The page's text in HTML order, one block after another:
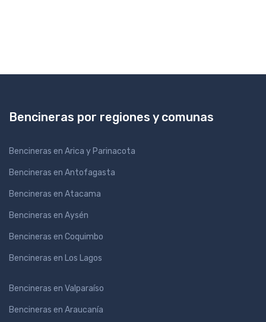
Bencineras por regiones y comunas
Bencineras en Arica y Parinacota
Bencineras en Antofagasta
Bencineras en Atacama
Bencineras en Aysén
Bencineras en Coquimbo
Bencineras en Los Lagos
Bencineras en Valparaíso
Bencineras en Araucanía